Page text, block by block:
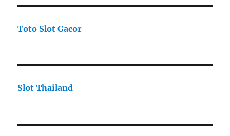
Toto Slot Gacor
Slot Thailand